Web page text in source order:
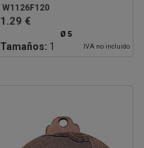
W1126F120
1.29 €
Ø 5
Tamaños: 1 IVA no incluido